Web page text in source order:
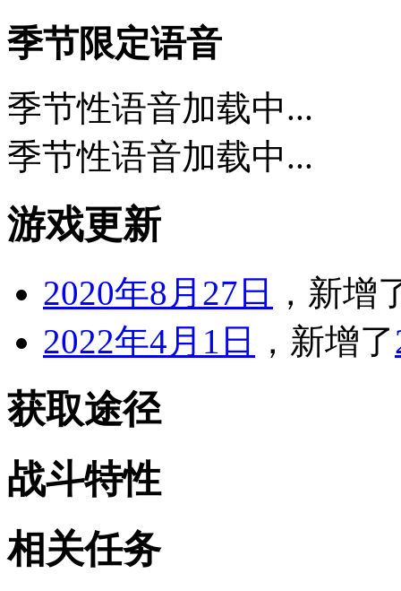
季节限定语音
季节性语音加载中...
季节性语音加载中...
游戏更新
2020年8月27日
，新增
2022年4月1日
，新增了
获取途径
战斗特性
相关任务